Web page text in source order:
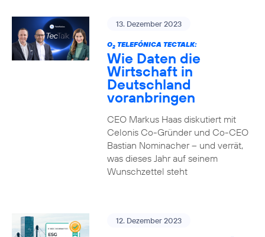
13. Dezember 2023
O2TELEFÓNICA TECTALK:
Wie Daten die
Wirtschaft in
Deutschland
voranbringen
CEO Markus Haas diskutiert mit
Celonis Co-Gründer und Co-CEO
Bastian Nominacher – und verrät,
was dieses Jahr auf seinem
Wunschzettel steht
12. Dezember 2023